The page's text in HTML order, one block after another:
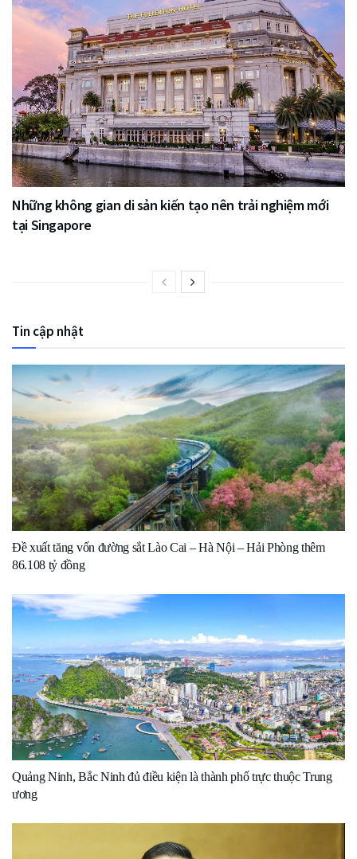
Những không gian di sản kiến tạo nên trải nghiệm mới
tại Singapore
Tin cập nhật
Đề xuất tăng vốn đường sắt Lào Cai – Hà Nội – Hải Phòng thêm
86.108 tỷ đồng
Quảng Ninh, Bắc Ninh đủ điều kiện là thành phố trực thuộc Trung
ương